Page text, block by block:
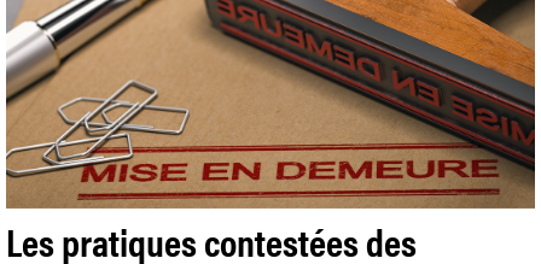
Les pratiques contestées des